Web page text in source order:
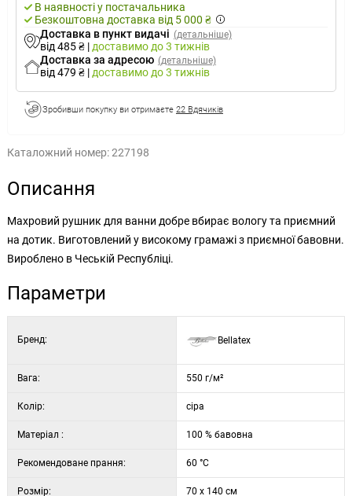
В наявності у постачальника
Безкоштовна доставка від 5 000 ₴
Доставка в пункт видачі (детальніше)
від 485 ₴ | доставимо до 3 тижнів
Доставка за адресою (детальніше)
від 479 ₴ | доставимо до 3 тижнів
Зробивши покупку ви отримаєте 22 Вдячиків
Каталожний номер:227198
Описання
Махровий рушник для ванни добре вбирає вологу та приємний
на дотик. Виготовлений у високому грамажі з приємної бавовни.
Вироблено в Чеській Республіці.
Параметри
Бренд: Bellatex
Вага: 550 г/м²
Колір: сіра
Матеріал : 100 % бавовна
Рекомендоване прання: 60 °C
Розмір: 70 x 140 см